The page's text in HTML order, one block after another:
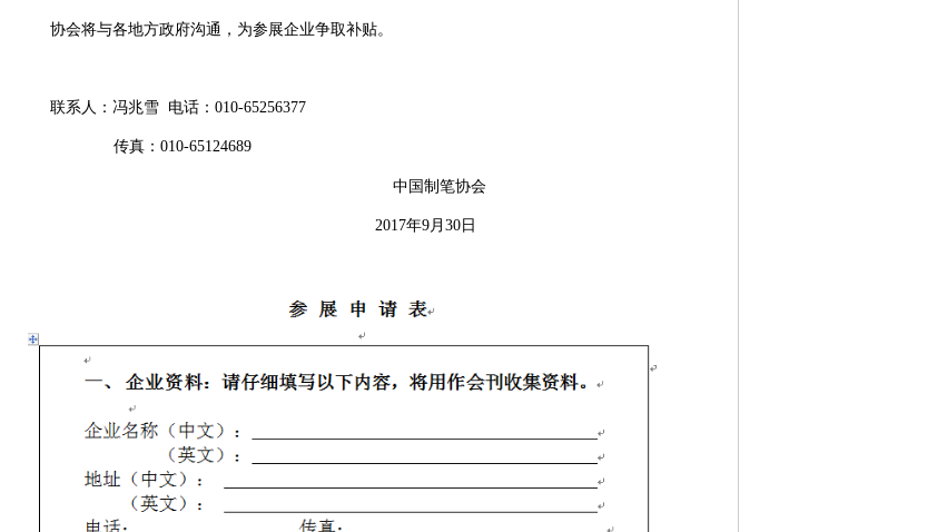
协会将与各地方政府沟通，为参展企业争取补贴。
联系人：冯兆雪 电话：010-65256377
传真： 010-65124689
中国制笔协会
2017年9月 30 日